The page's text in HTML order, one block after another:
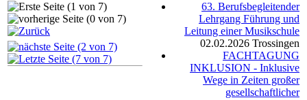
63. Berufsbegleitender
Lehrgang Führung und
Leitung einer Musikschule
02.02.2026 Trossingen
FACHTAGUNG
INKLUSION - Inklusive
Wege in Zeiten großer
gesellschaftlicher